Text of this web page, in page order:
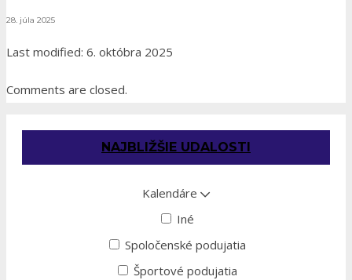
28. júla 2025
Last modified: 6. októbra 2025
Comments are closed.
NAJBLIŽŠIE UDALOSTI
Kalendáre
Iné
Spoločenské podujatia
Športové podujatia